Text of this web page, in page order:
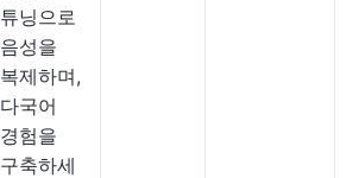
튜닝으로
음성을
복제하며,
다국어
경험을
구축하세